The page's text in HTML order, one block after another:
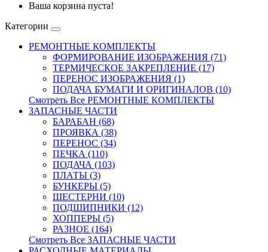
Ваша корзина пуста!
Категории
РЕМОНТНЫЕ КОМПЛЕКТЫ
ФОРМИРОВАНИЕ ИЗОБРАЖЕНИЯ (71)
ТЕРМИЧЕСКОЕ ЗАКРЕПЛЕНИЕ (17)
ПЕРЕНОС ИЗОБРАЖЕНИЯ (1)
ПОДАЧА БУМАГИ И ОРИГИНАЛОВ (10)
Смотреть Все РЕМОНТНЫЕ КОМПЛЕКТЫ
ЗАПАСНЫЕ ЧАСТИ
БАРАБАН (68)
ПРОЯВКА (38)
ПЕРЕНОС (34)
ПЕЧКА (110)
ПОДАЧА (103)
ПЛАТЫ (3)
БУНКЕРЫ (5)
ШЕСТЕРНИ (10)
ПОДШИПНИКИ (12)
ХОППЕРЫ (5)
РАЗНОЕ (164)
Смотреть Все ЗАПАСНЫЕ ЧАСТИ